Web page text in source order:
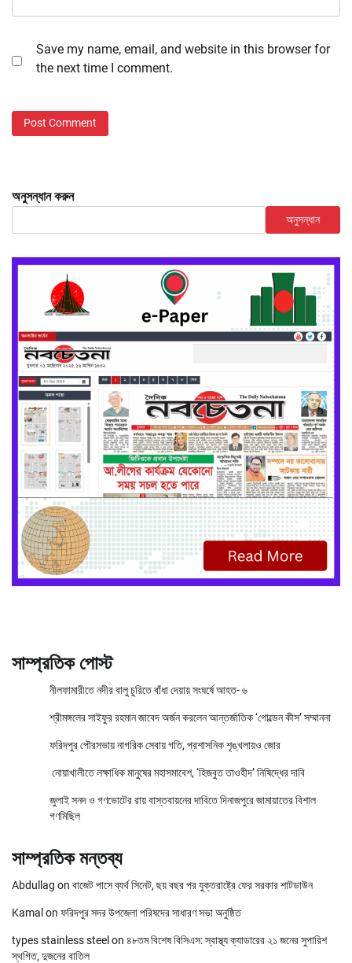
Save my name, email, and website in this browser for
the next time I comment.
অনুসন্ধান করুন
অনুসন্ধান
সাম্প্রতিক পোস্ট
নীলফামারীতে নদীর বালু চুরিতে বাঁধা দেয়ায় সংঘর্ষে আহত- ৬
শ্রীমঙ্গলের সাইফুর রহমান জাবেদ অর্জন করলেন আন্তর্জাতিক ‘গোল্ডেন কীস’ সম্মাননা
ফরিদপুর পৌরসভায় নাগরিক সেবায় গতি, প্রশাসনিক শৃঙ্খলায়ও জোর
নোয়াখালীতে লক্ষাধিক মানুষের মহাসমাবেশ, ‘হিজবুত তাওহীদ’ নিষিদ্ধের দাবি
জুলাই সনদ ও গণভোটের রায় বাস্তবায়নের দাবিতে দিনাজপুরে জামায়াতের বিশাল
গণমিছিল
সাম্প্রতিক মন্তব্য
Abdullag on বাজেট পাসে ব্যর্থ সিনেট, ছয় বছর পর যুক্তরাষ্ট্রে ফের সরকার শাটডাউন
Kamal on ফরিদপুর সদর উপজেলা পরিষদের সাধারণ সভা অনুষ্ঠিত
types stainless steel on ৪৮তম বিশেষ বিসিএস: স্বাস্থ্য ক্যাডারের ২১ জনের সুপারিশ
স্থগিত, দুজনের বাতিল